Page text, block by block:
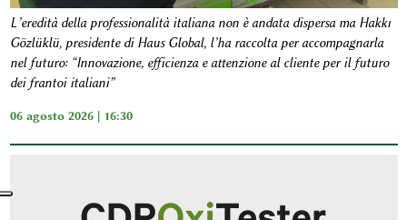
L’eredità della professionalità italiana non è andata dispersa ma Hakkı
Gözlüklü, presidente di Haus Global, l’ha raccolta per accompagnarla
nel futuro: “Innovazione, efficienza e attenzione al cliente per il futuro
dei frantoi italiani”
06 agosto 2026 | 16:30